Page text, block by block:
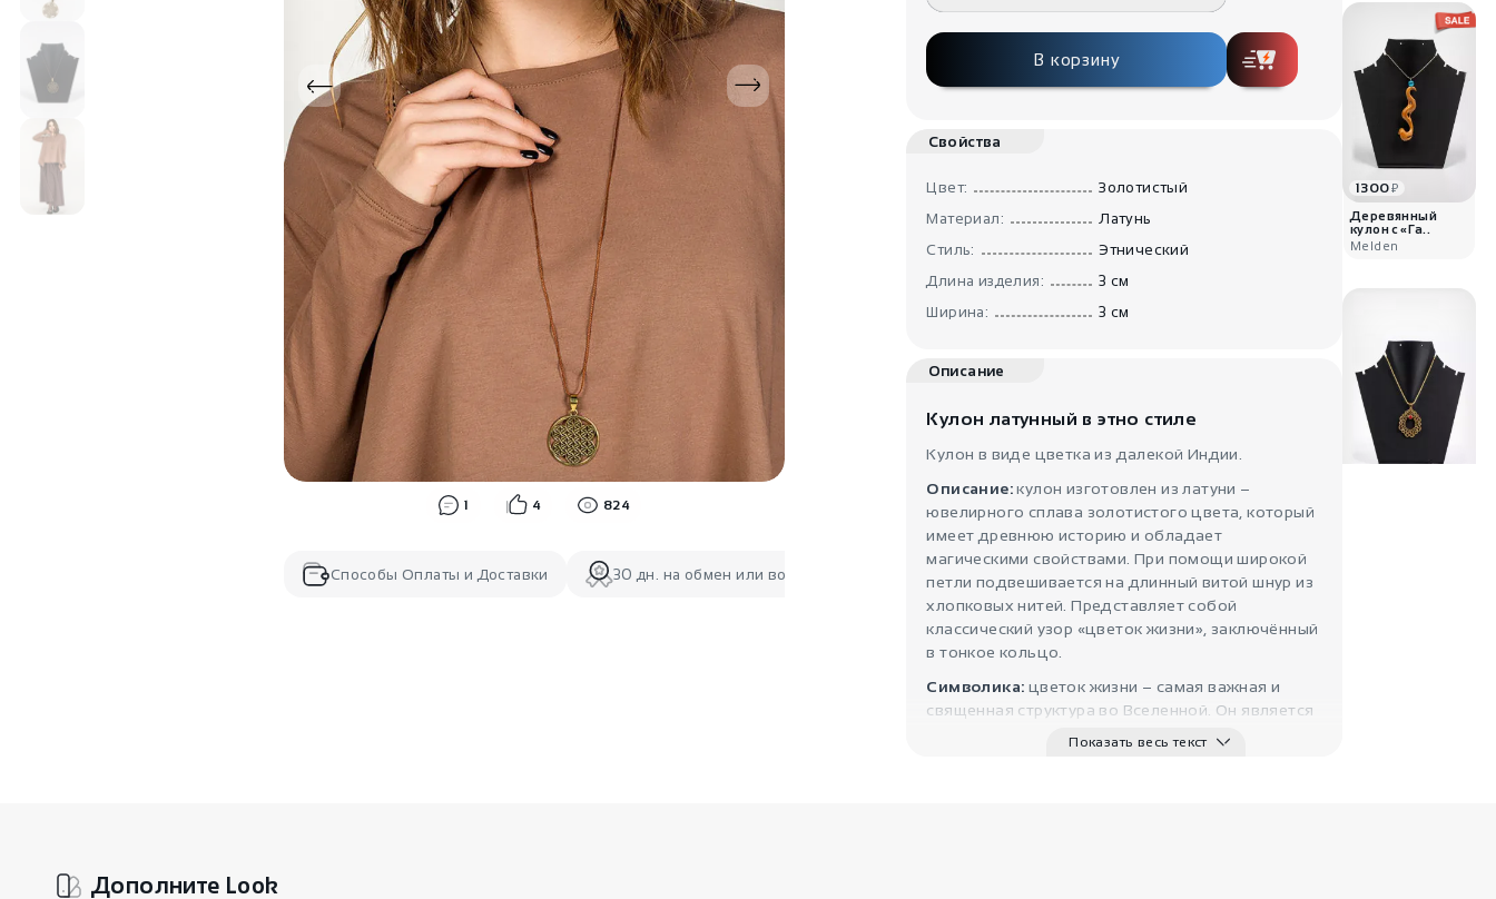
1 4 824
Способы Оплаты и Доставки 30 дн. на обмен или возврат
В корзину
Свойства
Цвет:
Золотистый
Материал:
Латунь
Стиль:
Этнический
Длина изделия:
3 см
Ширина:
3 см
Описание
Кулон латунный в этно стиле
Кулон в виде цветка из далекой Индии.
Описание:кулон изготовлен из латуни –
ювелирного сплава золотистого цвета, который
имеет древнюю историю и обладает
магическими свойствами. При помощи широкой
петли подвешивается на длинный витой шнур из
хлопковых нитей. Представляет собой
классический узор «цветок жизни», заключённый
в тонкое кольцо.
Символика: цветок жизни – самая важная и
священная структура во Вселенной. Он является
Показать весь текст
1300₽
Деревянный
кулон с «Га..
Melden
Дополните Look